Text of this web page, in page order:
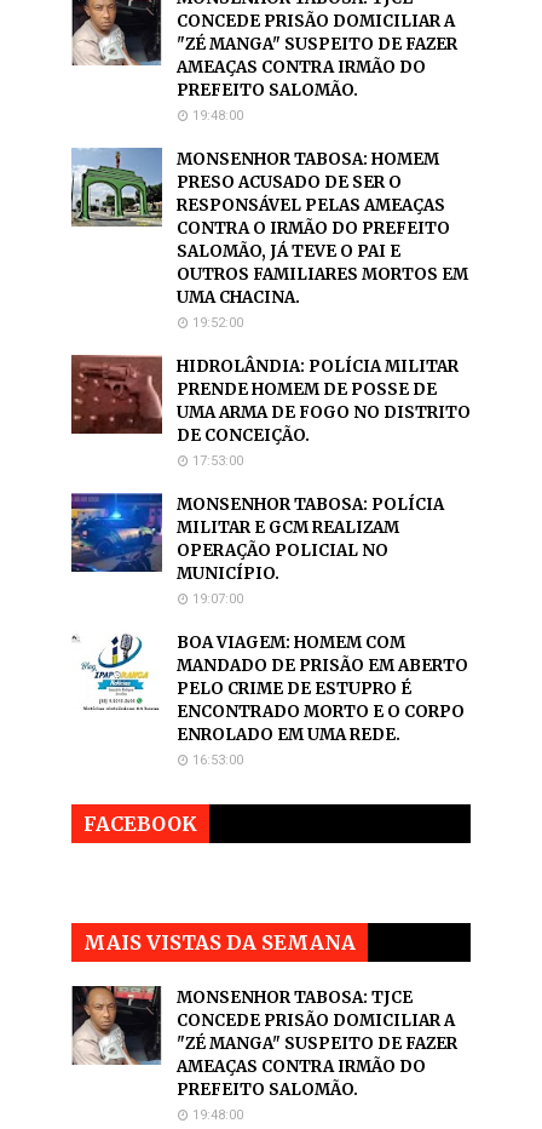
CONCEDE PRISÃO DOMICILIAR A
"ZÉ MANGA" SUSPEITO DE FAZER
AMEAÇAS CONTRA IRMÃO DO
PREFEITO SALOMÃO.
19:48:00
MONSENHOR TABOSA: HOMEM
PRESO ACUSADO DE SER O
RESPONSÁVEL PELAS AMEAÇAS
CONTRA O IRMÃO DO PREFEITO
SALOMÃO, JÁ TEVE O PAI E
OUTROS FAMILIARES MORTOS EM
UMA CHACINA.
19:52:00
HIDROLÂNDIA: POLÍCIA MILITAR
PRENDE HOMEM DE POSSE DE
UMA ARMA DE FOGO NO DISTRITO
DE CONCEIÇÃO.
17:53:00
MONSENHOR TABOSA: POLÍCIA
MILITAR E GCM REALIZAM
OPERAÇÃO POLICIAL NO
MUNICÍPIO.
19:07:00
BOA VIAGEM: HOMEM COM
MANDADO DE PRISÃO EM ABERTO
PELO CRIME DE ESTUPRO É
ENCONTRADO MORTO E O CORPO
ENROLADO EM UMA REDE.
16:53:00
FACEBOOK
MAIS VISTAS DA SEMANA
MONSENHOR TABOSA: TJCE
CONCEDE PRISÃO DOMICILIAR A
"ZÉ MANGA" SUSPEITO DE FAZER
AMEAÇAS CONTRA IRMÃO DO
PREFEITO SALOMÃO.
19:48:00